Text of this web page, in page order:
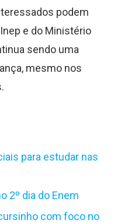
podem
e do Ministério
sendo uma
mesmo nos
para estudar nas
2º dia do Enem
com foco no